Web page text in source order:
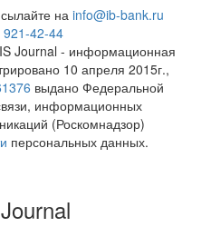
на info@ib-bank.ru
921-42-44
Journal - информационная
10 апреля 2015г.,
выдано Федеральной
информационных
(Роскомнадзор)
персональных данных.